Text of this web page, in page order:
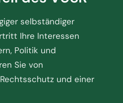
selbständiger
Ihre Interessen
Politik und
Sie von
und einer